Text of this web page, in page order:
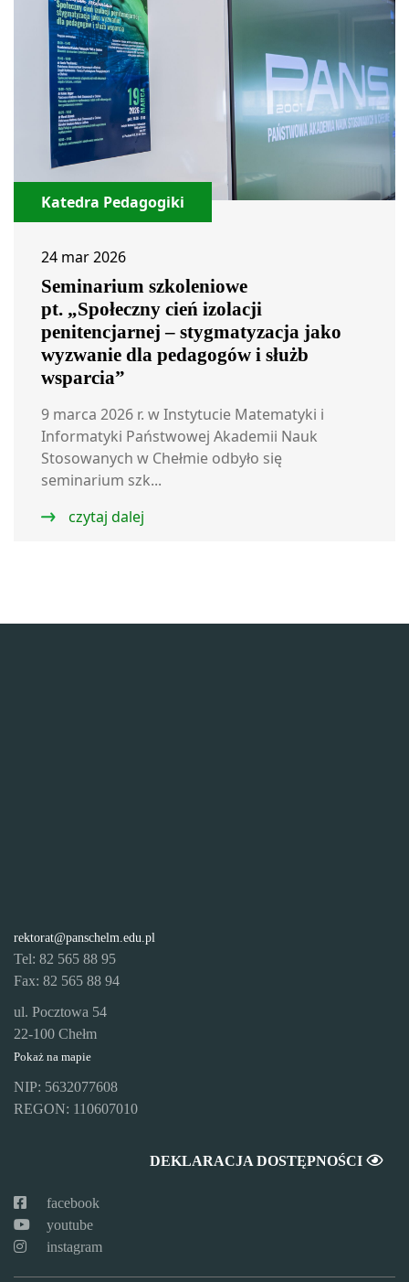
Katedra Pedagogiki
24 mar 2026
Seminarium szkoleniowe
pt. „Społeczny cień izolacji
penitencjarnej – stygmatyzacja jako
wyzwanie dla pedagogów i służb
wsparcia”
9 marca 2026 r. w Instytucie Matematyki i
Informatyki Państwowej Akademii Nauk
Stosowanych w Chełmie odbyło się
seminarium szk...
czytaj dalej
rektorat@panschelm.edu.pl
Tel: 82 565 88 95
Fax: 82 565 88 94
ul. Pocztowa 54
22-100 Chełm
Pokaż na mapie
NIP: 5632077608
REGON: 110607010
DEKLARACJA DOSTĘPNOŚCI
facebook
youtube
instagram